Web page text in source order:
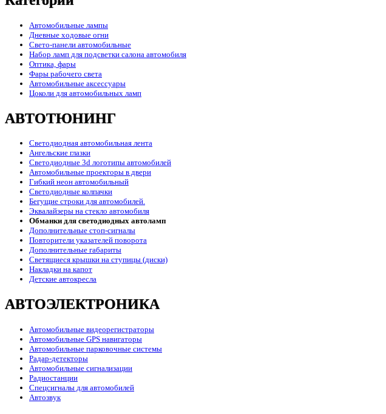
Автомобильные лампы
Дневные ходовые огни
Свето-панели автомобильные
Набор ламп для подсветки салона автомобиля
Оптика, фары
Фары рабочего света
Автомобильные аксессуары
Цоколи для автомобильных ламп
АВТОТЮНИНГ
Светодиодная автомобильная лента
Ангельские глазки
Светодиодные 3d логотипы автомобилей
Автомобильные проекторы в двери
Гибкий неон автомобильный
Светодиодные колпачки
Бегущие строки для автомобилей.
Эквалайзеры на стекло автомобиля
Обманки для светодиодных автоламп
Дополнительные стоп-сигналы
Повторители указателей поворота
Дополнительные габариты
Светящиеся крышки на ступицы (диски)
Накладки на капот
Детские автокресла
АВТОЭЛЕКТРОНИКА
Автомобильные видеорегистраторы
Автомобильные GPS навигаторы
Автомобильные парковочные системы
Радар-детекторы
Автомобильные сигнализации
Радиостанции
Спецсигналы для автомобилей
Автозвук